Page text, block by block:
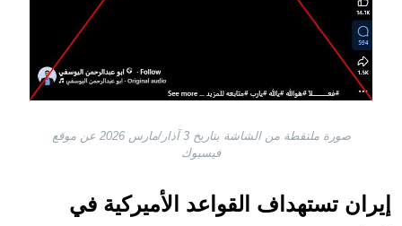
صورة ملتقطة من الشاشة بتاريخ 3 آذار/مارس 2026 عن موقع
فيسبوك
إيران تستهداف القواعد الأميركية في